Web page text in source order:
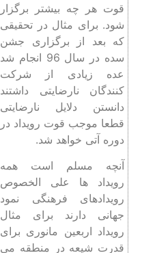
قوت هر چه بیشتر برگزار
شود. برای مثال در تحقیقی
که بعد از برگزاری جشن
سده در سال 96 انجام شد
عده زیادی از شرکت
کنندگان نارضایتی داشتند
دانستن دلایل نارضایتی
قطعا موجب قوت رویداد در
دوره آتی خواهد شد.
آنچه مسلم است همه
رویداد ها علی الخصوص
رویدادهای فرهنگی نمود
جهانی دارند برای مثال
رویداد اربعین مانوری برای
قدرت شیعه در منطقه می